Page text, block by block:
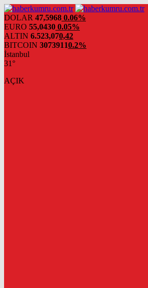
DOLAR 47,5968 0.06%
EURO 55,0430 0.05%
ALTIN 6.523,070,42
BITCOIN 30739110.2%
İstanbul
31°
AÇIK